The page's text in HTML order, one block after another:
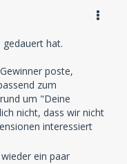
gedauert hat.
poste,
zum
um "Deine
nicht, dass wir nicht
interessiert
ein paar